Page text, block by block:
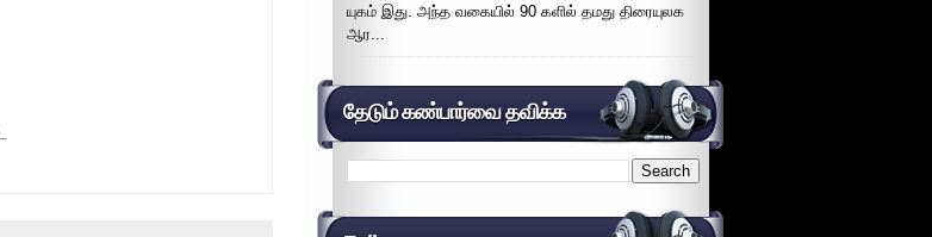
யுகம் இது. அந்த வகையில் 90 களில் தமது திரையுலக
ஆர...
தேடும் கண்பார்வை தவிக்க